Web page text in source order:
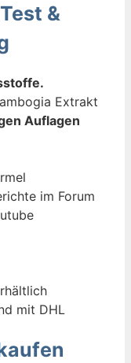
&
Extrakt
Auflagen
im Forum
mit DHL